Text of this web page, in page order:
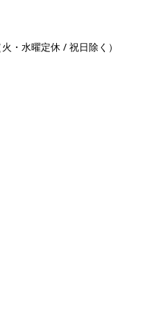
・水曜定休 / 祝日除く）